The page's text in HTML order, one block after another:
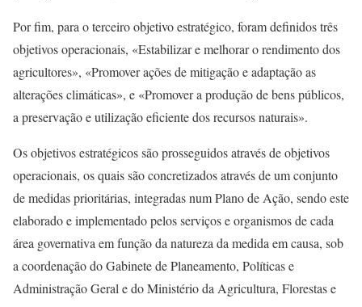
Por fim, para o terceiro objetivo estratégico, foram definidos três
objetivos operacionais, «Estabilizar e melhorar o rendimento dos
agricultores», «Promover ações de mitigação e adaptação as
alterações climáticas», e «Promover a produção de bens públicos,
a preservação e utilização eficiente dos recursos naturais».
Os objetivos estratégicos são prosseguidos através de objetivos
operacionais, os quais são concretizados através de um conjunto
de medidas prioritárias, integradas num Plano de Ação, sendo este
elaborado e implementado pelos serviços e organismos de cada
área governativa em função da natureza da medida em causa, sob
a coordenação do Gabinete de Planeamento, Políticas e
Administração Geral e do Ministério da Agricultura, Florestas e